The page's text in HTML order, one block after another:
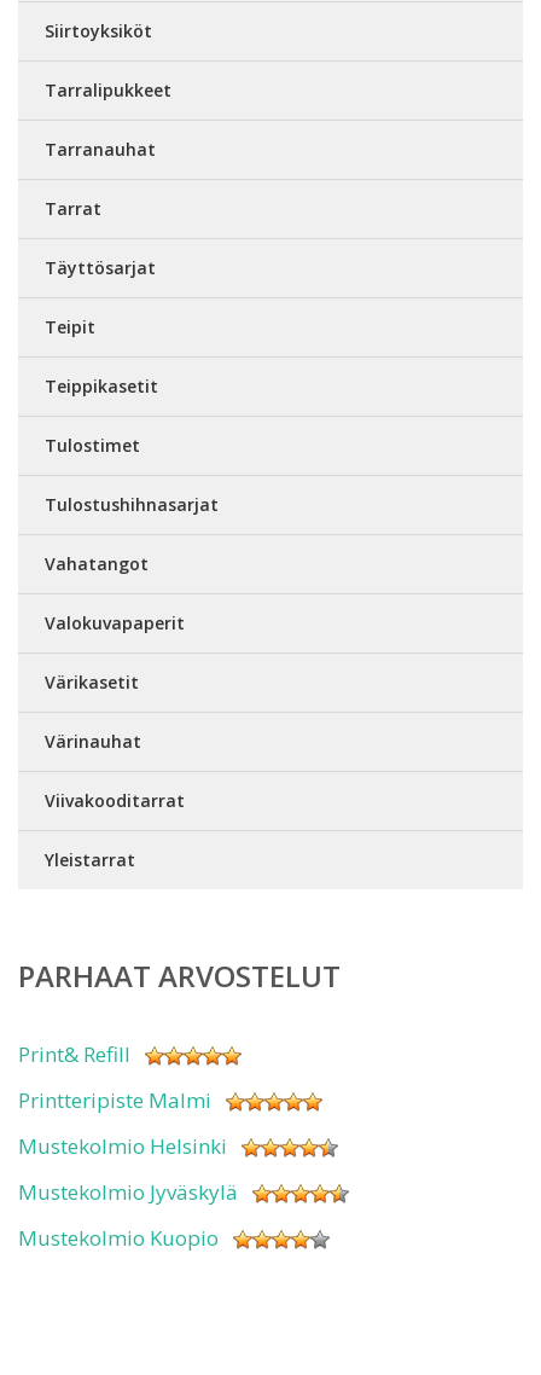
Siirtoyksiköt
Tarralipukkeet
Tarranauhat
Tarrat
Täyttösarjat
Teipit
Teippikasetit
Tulostimet
Tulostushihnasarjat
Vahatangot
Valokuvapaperit
Värikasetit
Värinauhat
Viivakooditarrat
Yleistarrat
PARHAAT ARVOSTELUT
Print& Refill
Printteripiste Malmi
Mustekolmio Helsinki
Mustekolmio Jyväskylä
Mustekolmio Kuopio